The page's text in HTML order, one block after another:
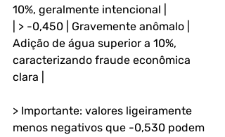
10%, geralmente intencional |
| > -0,450 | Gravemente anômalo |
Adição de água superior a 10%,
caracterizando fraude econômica
clara |
> Importante: valores ligeiramente
menos negativos que -0,530 podem